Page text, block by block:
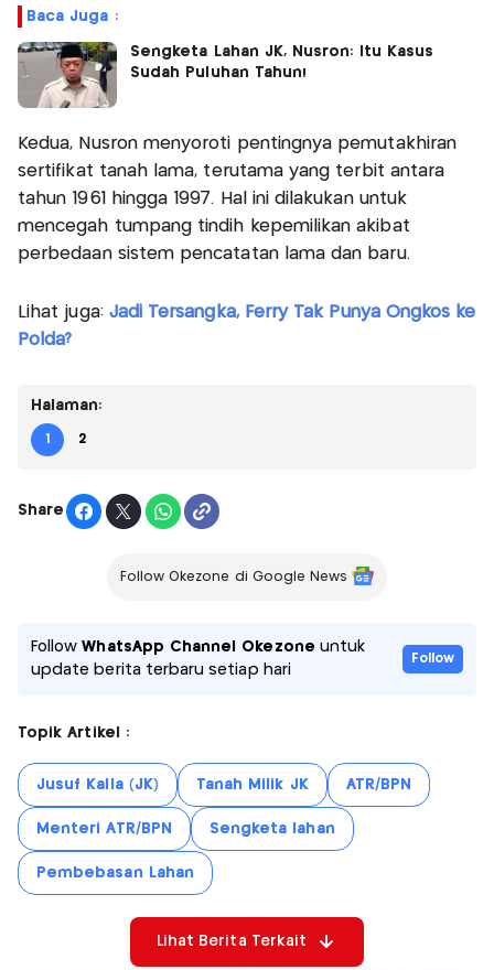
Baca Juga :
Sengketa Lahan JK, Nusron: Itu Kasus
Sudah Puluhan Tahun!
Kedua, Nusron menyoroti pentingnya pemutakhiran
sertifikat tanah lama, terutama yang terbit antara
tahun 1961 hingga 1997. Hal ini dilakukan untuk
mencegah tumpang tindih kepemilikan akibat
perbedaan sistem pencatatan lama dan baru.
Lihat juga: Jadi Tersangka, Ferry Tak Punya Ongkos ke
Polda?
Halaman:
1 2
Share
Follow Okezone di Google News
FollowWhatsApp Channel Okezone untuk
update berita terbaru setiap hari
Follow
Topik Artikel :
Jusuf Kalla (JK) Tanah Milik JK ATR/BPN
Menteri ATR/BPN Sengketa lahan
Pembebasan Lahan
Lihat Berita Terkait